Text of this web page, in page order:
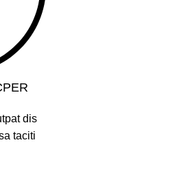
dis
taciti